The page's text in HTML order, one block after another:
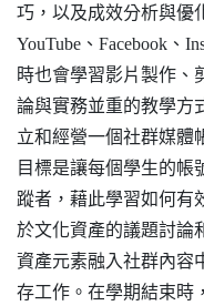
巧，以及成效分析與優
YouTube、Facebook、
時也會學習影片製作、
論與實務並重的教學方
立和經營一個社群媒體
目標是讓每個學生的帳
蹤者，藉此學習如何有
於文化資產的議題討論
資產元素融入社群內容
存工作。在學期結束時